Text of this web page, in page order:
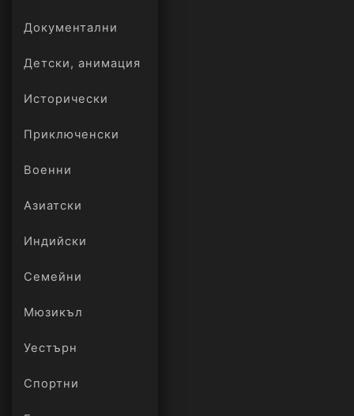
Документални
Детски, анимация
Исторически
Приключенски
Военни
Азиатски
Индийски
Семейни
Мюзикъл
Уестърн
Спортни